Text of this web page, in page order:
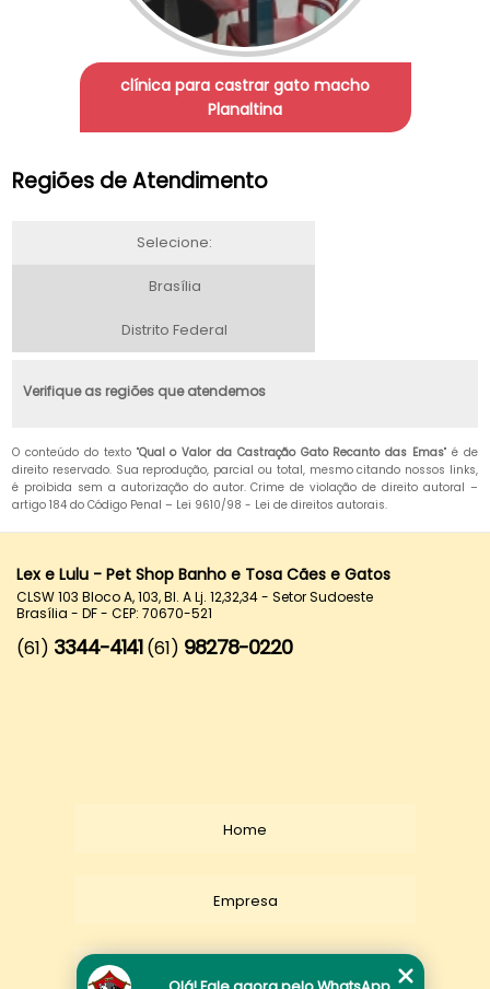
clínica para castrar gato macho
Planaltina
Regiões de Atendimento
Selecione:
Brasília
Distrito Federal
Verifique as regiões que atendemos
O conteúdo do texto "Qual o Valor da Castração Gato Recanto das Emas" é de
direito reservado. Sua reprodução, parcial ou total, mesmo citando nossos links,
é proibida sem a autorização do autor. Crime de violação de direito autoral –
artigo 184 do Código Penal – Lei 9610/98 - Lei de direitos autorais.
Lex e Lulu - Pet Shop Banho e Tosa Cães e Gatos
CLSW 103 Bloco A, 103, Bl. A Lj. 12,32,34 - Setor Sudoeste
Brasília - DF - CEP: 70670-521
(61) 3344-4141 (61) 98278-0220
Home
Empresa